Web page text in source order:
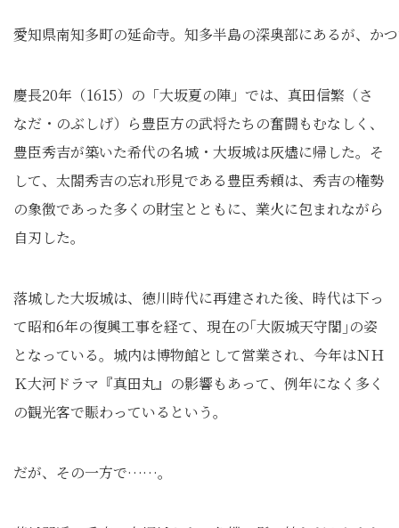
愛知県南知多町の延命寺。知多半島の深奥部にあるが、か
慶長20年（1615）の「大坂夏の陣」では、真田信繁（さ
なだ・のぶしげ）ら豊臣方の武将たちの奮闘もむなしく、
豊臣秀吉が築いた希代の名城・大坂城は灰燼に帰した。そ
して、太閤秀吉の忘れ形見である豊臣秀頼は、秀吉の権勢
の象徴であった多くの財宝とともに、業火に包まれながら
自刃した。
落城した大坂城は、徳川時代に再建された後、時代は下っ
て昭和6年の復興工事を経て、現在の｢大阪城天守閣｣の姿
となっている。城内は博物館として営業され、今年はＮＨ
Ｋ大河ドラマ『真田丸』の影響もあって、例年になく多く
の観光客で賑わっているという。
だが、その一方で……。